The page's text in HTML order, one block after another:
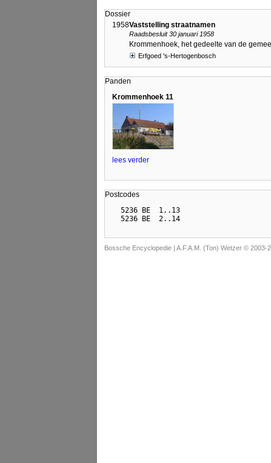
Dossier
1958Vaststelling straatnamen
Raadsbesluit 30 januari 1958
Krommenhoek, het gedeelte van de
Erfgoed 's-Hertogenbosch
Panden
Krommenhoek 11
lees verder
Postcodes
  5236 BE  1..13
Bossche Encyclopedie | A.F.A.M. (Ton) Wetzer © 2003-